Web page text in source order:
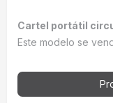
Cartel portátil
Este modelo se